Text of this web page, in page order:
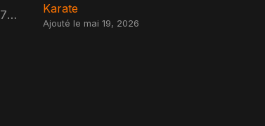
9bis Rue du Pommier de l'Eglise 94170 Le Perreux-sur-Marne
Karate
Ajouté le mai 19, 2026